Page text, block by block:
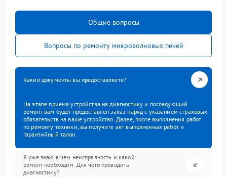
Общие вопросы
Вопросы по ремонту микроволновых печей
Какие документы вы предоставляете?
На этапе приема устройства на диагностику и последующий
ремонт вам будет предоставлен заказ-наряд с указанием страховых
обязательств на ваше устройство. Далее, после выполнения работ
по ремонту техники, вы получите акт выполненных работ и
гарантийный талон.
Я уже знаю в чем неисправность и какой
ремонт необходим. Для чего проводить
диагностику?